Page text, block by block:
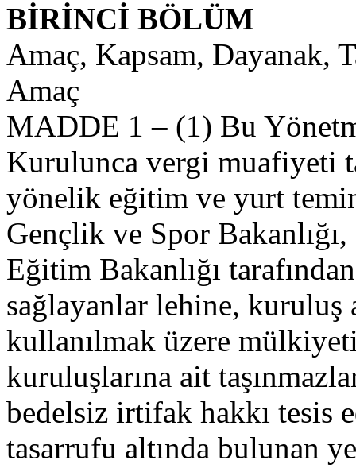
BİRİNCİ BÖLÜM
Amaç, Kapsam, Dayanak,
Amaç
MADDE 1 – (1) Bu
Kurulunca vergi muafiyeti
yönelik eğitim ve yurt
Gençlik ve Spor
Eğitim Bakanlığı
sağlayanlar lehine, kuruluş
kullanılmak üzere
kuruluşlarına ait
bedelsiz irtifak hakkı tesis
tasarrufu altında bulunan